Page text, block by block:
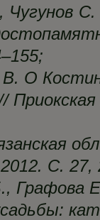
Чугунов С.
О
Приокская
С. 27,
Графова